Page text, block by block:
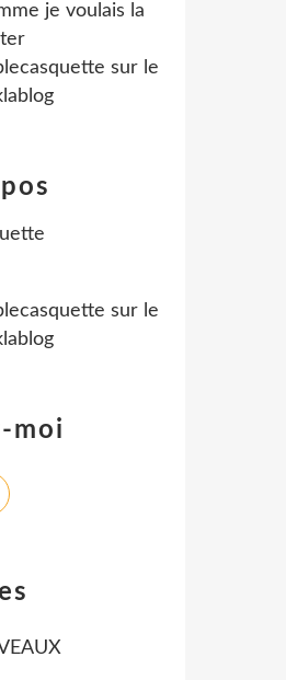
je voulais la
sur le
moi
sur le